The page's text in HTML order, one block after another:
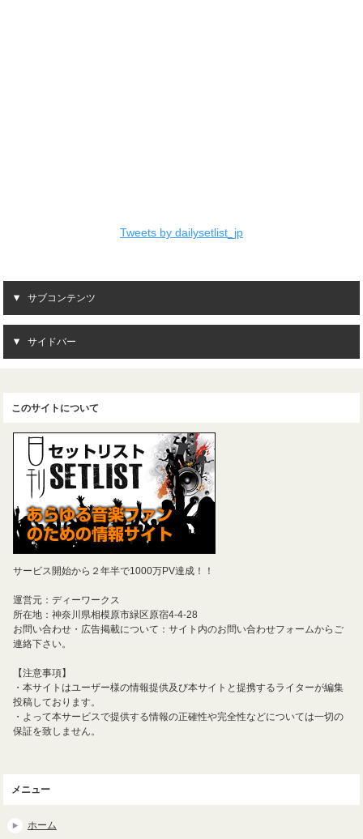
Tweets by dailysetlist_jp
サブコンテンツ
サイドバー
このサイトについて
サービス開始から２年半で1000万PV達成！！
運営元：ディーワークス
所在地：神奈川県相模原市緑区原宿4-4-28
お問い合わせ・広告掲載について：サイト内のお問い合わせフォームからご
連絡下さい。
【注意事項】
・本サイトはユーザー様の情報提供及び本サイトと提携するライターが編集
投稿しております。
・よって本サービスで提供する情報の正確性や完全性などについては一切の
保証を致しません。
メニュー
ホーム